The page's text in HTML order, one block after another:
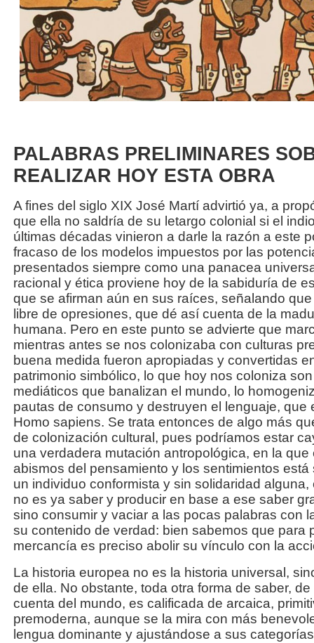
PALABRAS PRELIMINARES
REALIZAR HOY ESTA OBRA
A fines del siglo XIX José Martí advirtió ya, a
que ella no saldría de su letargo colonial si el
últimas décadas vinieron a darle la razón a este
fracaso de los modelos impuestos por las
presentados siempre como una panacea
racional y ética proviene hoy de la sabiduría de
que se afirman aún en sus raíces, señalando
libre de opresiones, que dé así cuenta de la
humana. Pero en este punto se advierte que
mientras antes se nos colonizaba con culturas
buena medida fueron apropiadas y convertidas
patrimonio simbólico, lo que hoy nos coloniza
mediáticos que banalizan el mundo, lo
pautas de consumo y destruyen el lenguaje, que
Homo sapiens. Se trata entonces de algo más
de colonización cultural, pues podríamos estar
una verdadera mutación antropológica, en la
abismos del pensamiento y los sentimientos
un individuo conformista y sin solidaridad
no es ya saber y producir en base a ese saber
sino consumir y vaciar a las pocas palabras con
su contenido de verdad: bien sabemos que para
mercancía es preciso abolir su vínculo con la
La historia europea no es la historia universal,
de ella. No obstante, toda otra forma de saber,
cuenta del mundo, es calificada de arcaica,
premoderna, aunque se la mira con más
lengua dominante y ajustándose a sus